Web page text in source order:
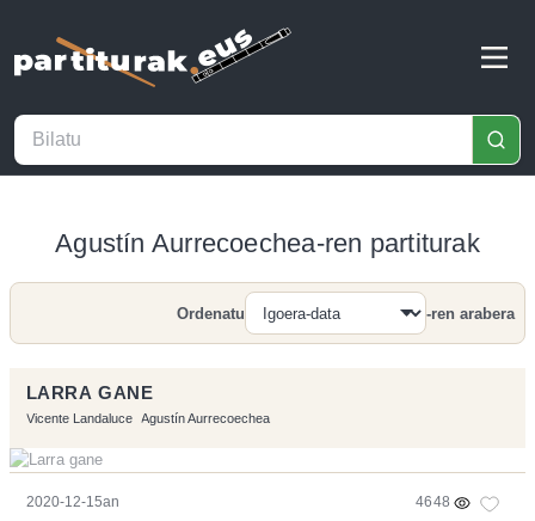
Agustín Aurrecoechea-ren partiturak
Bilatu
Ordenatu -ren arabera
LARRA GANE
Vicente Landaluce Agustín Aurrecoechea
2020-12-15an 4648